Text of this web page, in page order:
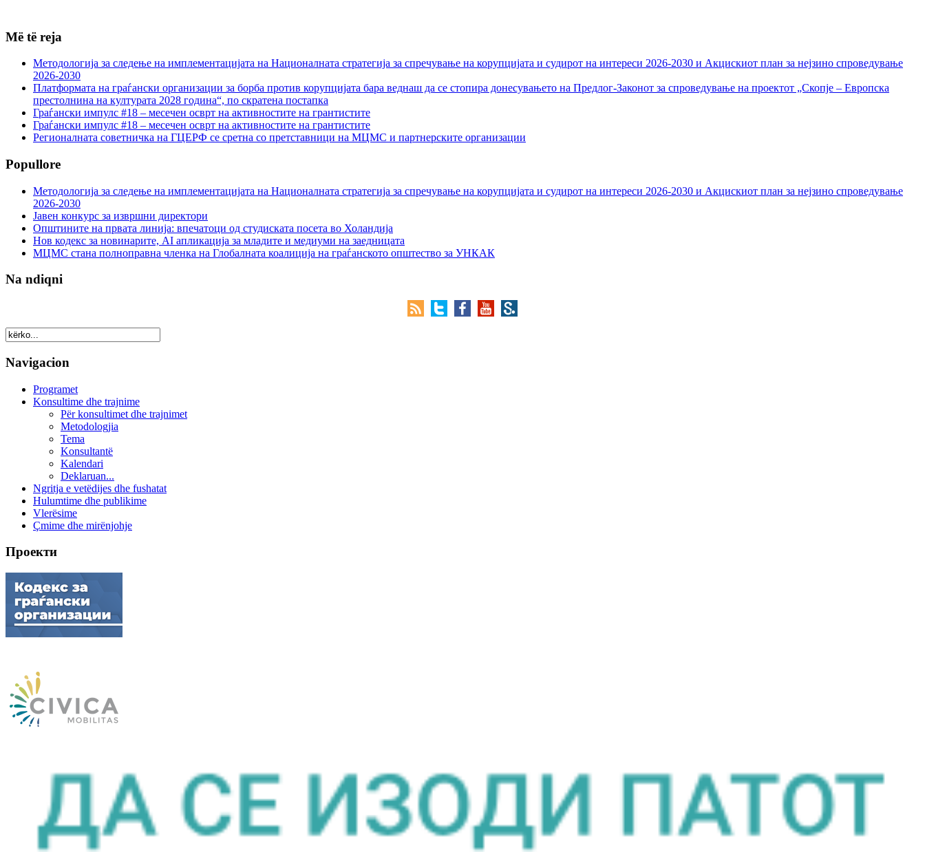
Më të reja
Методологија за следење на имплементацијата на Националната стратегија за спречување на корупцијата и судирот на интереси 2026-2030 и Акцискиот план за нејзино спроведување
2026-2030
Платформата на граѓански организации за борба против корупцијата бара веднаш да се стопира донесувањето на Предлог-Законот за спроведување на проектот „Скопје – Европска
престолнина на културата 2028 година“, по скратена постапка
Граѓански импулс #18 – месечен осврт на активностите на грантистите
Граѓански импулс #18 – месечен осврт на активностите на грантистите
Регионалната советничка на ГЦЕРФ се сретна со претставници на МЦМС и партнерските организации
Popullore
Методологија за следење на имплементацијата на Националната стратегија за спречување на корупцијата и судирот на интереси 2026-2030 и Акцискиот план за нејзино спроведување
2026-2030
Јавен конкурс за извршни директори
Општините на првата линија: впечатоци од студиската посета во Холандија
Нов кодекс за новинарите, AI апликација за младите и медиуми на заедницата
МЦМС стана полноправна членка на Глобалната коалиција на граѓанското општество за УНКАК
Na ndiqni
Navigacion
Programet
Konsultime dhe trajnime
Për konsultimet dhe trajnimet
Metodologjia
Tema
Konsultantë
Kalendari
Deklaruan...
Ngritja e vetëdijes dhe fushatat
Hulumtime dhe publikime
Vlerësime
Çmime dhe mirënjohje
Проекти